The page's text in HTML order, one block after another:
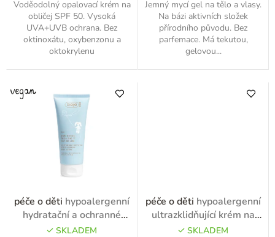
Voděodolný opalovací krém na
obličej SPF 50. Vysoká
UVA+UVB ochrana. Bez
oktinoxátu, oxybenzonu a
oktokrylenu
Jemný mycí gel na tělo a vlasy.
Na bázi aktivních složek
přírodního původu. Bez
parfemace. Má tekutou,
gelovou...
péče o děti hypoalergenní
hydratační a ochranné
tělové mléko 200ml
SKLADEM
péče o děti hypoalergenní
ultrazklidňující krém na
obličej a ruce do každého
SKLADEM